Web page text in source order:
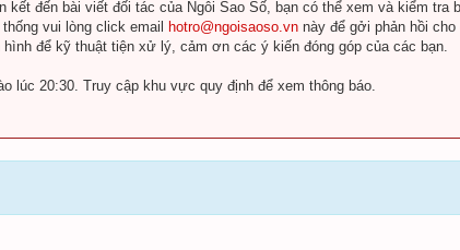
kết đến bài viết đối tác của Ngôi Sao Số, bạn có thể xem và kiểm
vui lòng click email
hotro@ngoisaoso.vn này để gởi phản hồi
để kỹ thuật tiện xử lý, cảm ơn các ý kiến đóng góp của các bạn.
lúc 20:30. Truy cập khu vực quy định để xem thông báo.